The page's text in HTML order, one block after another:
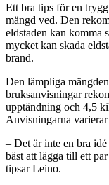
Ett bra tips för en
mängd ved. Den
eldstaden kan komma
mycket kan skada
brand.
Den lämpliga
bruksanvisningar
upptändning och 4,5
Anvisningarna
– Det är inte en bra
bäst att lägga till ett
tipsar Leino.